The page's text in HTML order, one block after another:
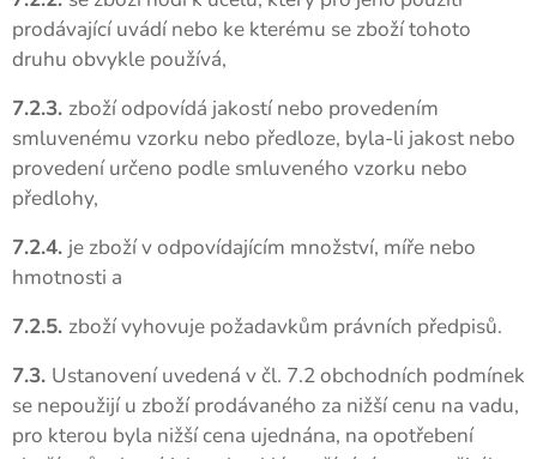
prodávající uvádí nebo ke kterému se zboží tohoto
druhu obvykle používá,
7.2.3. zboží odpovídá jakostí nebo provedením
smluvenému vzorku nebo předloze, byla-li jakost nebo
provedení určeno podle smluveného vzorku nebo
předlohy,
7.2.4. je zboží v odpovídajícím množství, míře nebo
hmotnosti a
7.2.5. zboží vyhovuje požadavkům právních předpisů.
7.3. Ustanovení uvedená v čl. 7.2 obchodních podmínek
se nepoužijí u zboží prodávaného za nižší cenu na vadu,
pro kterou byla nižší cena ujednána, na opotřebení